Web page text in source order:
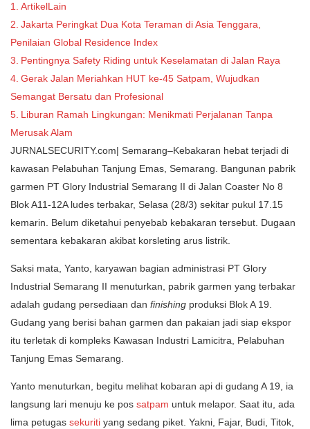
ArtikelLain
Jakarta Peringkat Dua Kota Teraman di Asia Tenggara,
Penilaian Global Residence Index
Pentingnya Safety Riding untuk Keselamatan di Jalan Raya
Gerak Jalan Meriahkan HUT ke-45 Satpam, Wujudkan
Semangat Bersatu dan Profesional
Liburan Ramah Lingkungan: Menikmati Perjalanan Tanpa
Merusak Alam
JURNALSECURITY.com| Semarang–Kebakaran hebat terjadi di
kawasan Pelabuhan Tanjung Emas, Semarang. Bangunan pabrik
garmen PT Glory Industrial Semarang II di Jalan Coaster No 8
Blok A11-12A ludes terbakar, Selasa (28/3) sekitar pukul 17.15
kemarin. Belum diketahui penyebab kebakaran tersebut. Dugaan
sementara kebakaran akibat korsleting arus listrik.
Saksi mata, Yanto, karyawan bagian administrasi PT Glory
Industrial Semarang II menuturkan, pabrik garmen yang terbakar
adalah gudang persediaan dan finishing produksi Blok A 19.
Gudang yang berisi bahan garmen dan pakaian jadi siap ekspor
itu terletak di kompleks Kawasan Industri Lamicitra, Pelabuhan
Tanjung Emas Semarang.
Yanto menuturkan, begitu melihat kobaran api di gudang A 19, ia
langsung lari menuju ke pos satpam untuk melapor. Saat itu, ada
lima petugas sekuriti yang sedang piket. Yakni, Fajar, Budi, Titok,